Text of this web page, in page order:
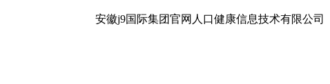
安徽j9国际集团官网人口健康信息技术有限公司